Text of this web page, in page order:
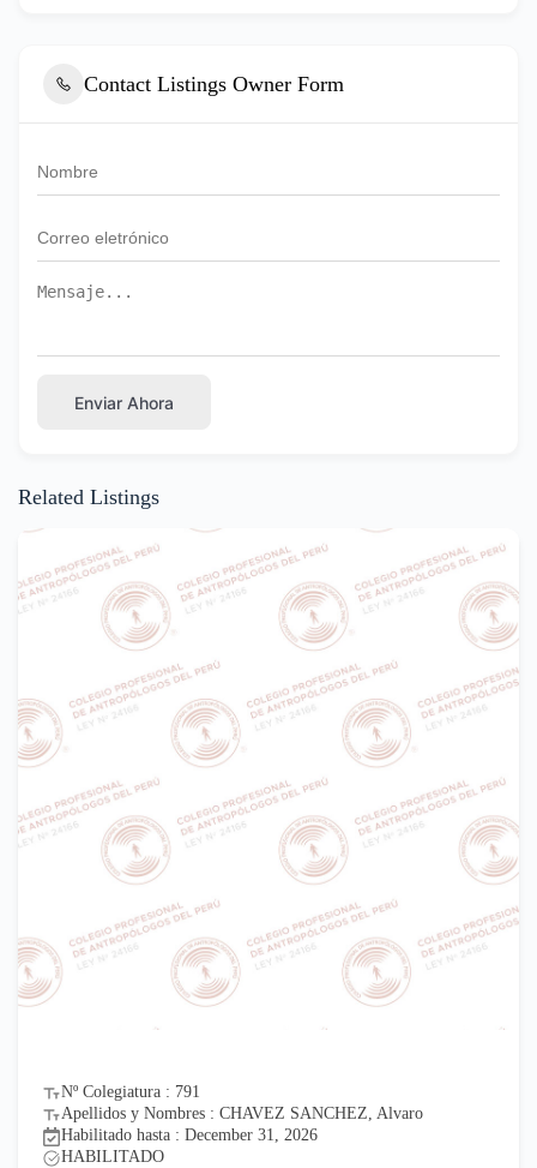
Contact Listings Owner Form
Enviar Ahora
Related Listings
Nº Colegiatura : 791
Apellidos y Nombres : CHAVEZ SANCHEZ, Alvaro
Habilitado hasta : December 31, 2026
HABILITADO